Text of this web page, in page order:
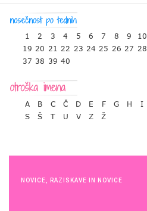
1 2 3 4 5 6 7 8 9 10
19 20 21 22 23 24 25 26 27 28
37 38 39 40
A B C Č D E F G H I
S
Š T U V Z Ž
NOVICE RAZISKAVE IN NOVICE